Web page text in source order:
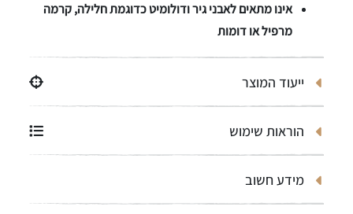
אינו מתאים לאבני גיר ודולומיט כדוגמת חלילה, קרמה
מרפיל או דומות
ייעוד המוצר
הוראות שימוש
מידע חשוב